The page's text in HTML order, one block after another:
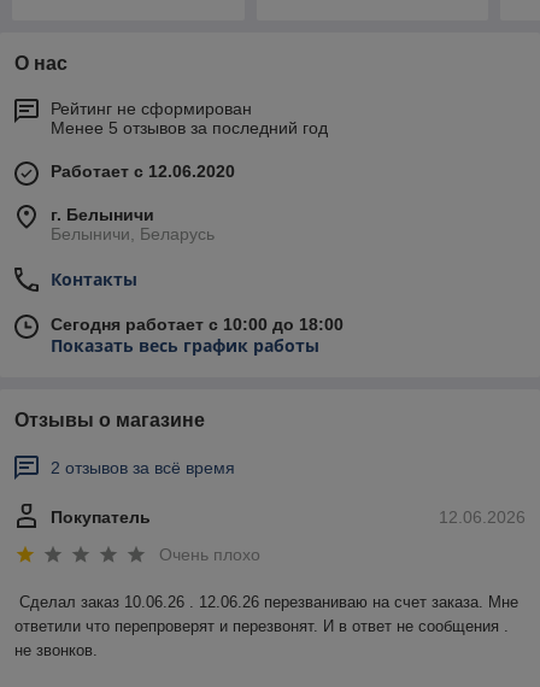
О нас
Рейтинг не сформирован
Менее 5 отзывов за последний год
Работает с 12.06.2020
г. Белыничи
Белыничи, Беларусь
Контакты
Сегодня работает с 10:00 до 18:00
Показать весь график работы
Отзывы о магазине
2 отзывов за всё время
12.06.2026
Покупатель
Очень плохо
Сделал заказ 10.06.26 . 12.06.26 перезваниваю на счет заказа. Мне
ответили что перепроверят и перезвонят. И в ответ не сообщения .
не звонков.